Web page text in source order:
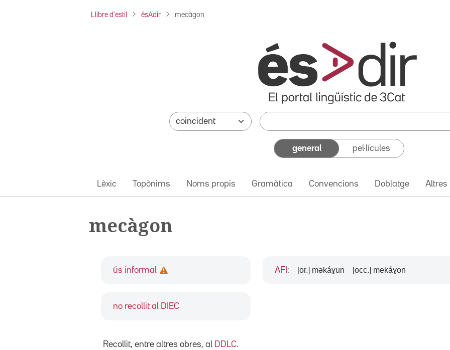
Llibre d'estil ésAdir mecàgon
general pel·lícules
Lèxic Topònims Noms propis Gramàtica Convencions Doblatge Altres
mecàgon
ús informal
no recollit al DIEC
AFI : [or.] məkáɣun [occ.] mekáɣon
Recollit, entre altres obres, al DDLC.